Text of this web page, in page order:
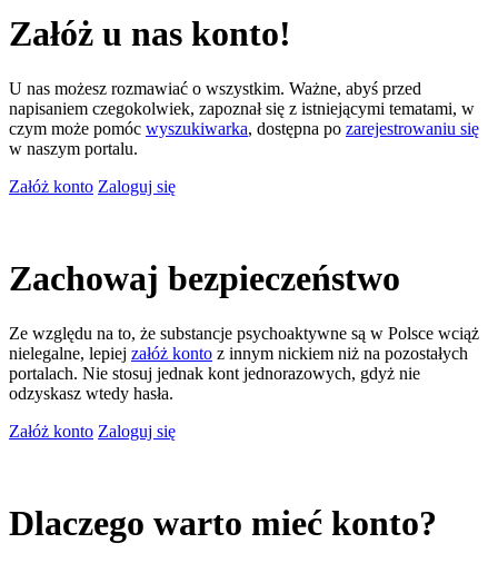
Załóż u nas konto!
U nas możesz rozmawiać o wszystkim. Ważne, abyś przed
napisaniem czegokolwiek, zapoznał się z istniejącymi tematami, w
czym może pomóc wyszukiwarka, dostępna po zarejestrowaniu się
w naszym portalu.
Załóż konto Zaloguj się
Zachowaj bezpieczeństwo
Ze względu na to, że substancje psychoaktywne są w Polsce wciąż
nielegalne, lepiej załóż konto z innym nickiem niż na pozostałych
portalach. Nie stosuj jednak kont jednorazowych, gdyż nie
odzyskasz wtedy hasła.
Załóż konto Zaloguj się
Dlaczego warto mieć konto?